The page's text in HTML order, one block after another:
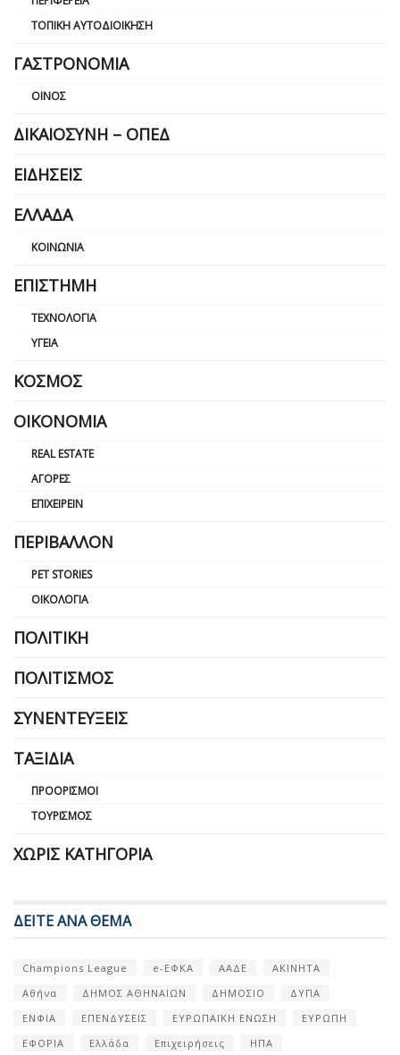
ΤΟΠΙΚΉ ΑΥΤΟΔΙΟΊΚΗΣΗ
ΓΑΣΤΡΟΝΟΜΊΑ
ΟΊΝΟΣ
ΔΙΚΑΙΟΣΎΝΗ – ΟΠΕΔ
ΕΙΔΉΣΕΙΣ
ΕΛΛΆΔΑ
ΚΟΙΝΩΝΊΑ
ΕΠΙΣΤΉΜΗ
ΤΕΧΝΟΛΟΓΊΑ
ΥΓΕΊΑ
ΚΌΣΜΟΣ
ΟΙΚΟΝΟΜΊΑ
REAL ESTATE
ΑΓΟΡΈΣ
ΕΠΙΧΕΙΡΕΊΝ
ΠΕΡΙΒΆΛΛΟΝ
PET STORIES
ΟΙΚΟΛΟΓΊΑ
ΠΟΛΙΤΙΚΉ
ΠΟΛΙΤΙΣΜΌΣ
ΣΥΝΕΝΤΕΎΞΕΙΣ
ΤΑΞΊΔΙΑ
ΠΡΟΟΡΙΣΜΟΊ
ΤΟΥΡΙΣΜΌΣ
ΧΩΡΊΣ ΚΑΤΗΓΟΡΊΑ
ΔΕΙΤΕ ΑΝΑ ΘΕΜΑ
Champions League e-ΕΦΚΑ ΑΑΔΕ
ΑΚΙΝΗΤΑ
Αθήνα
ΔΗΜΟΣ ΑΘΗΝΑΙΩΝ ΔΗΜΟΣΙΟ
ΔΥΠΑ
ΕΝΦΙΑ
ΕΠΕΝΔΥΣΕΙΣ ΕΥΡΩΠΑΪΚΗ ΕΝΩΣΗ
ΕΥΡΩΠΗ
ΕΦΟΡΙΑ
Ελλάδα Επιχειρήσεις
ΗΠΑ